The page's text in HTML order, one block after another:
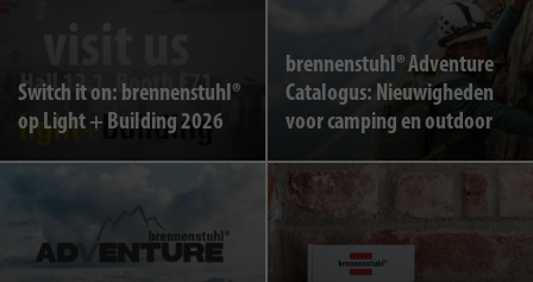
Switch it on: brennenstuhl®
op Light + Building 2026
brennenstuhl® Adventure
Catalogus: Nieuwigheden
voor camping en outdoor